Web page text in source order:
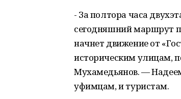
- За полтора часа
сегодняшний маршрут
начнет движение от
историческим улицам,
Мухамедьянов. —
уфимцам, и туристам.